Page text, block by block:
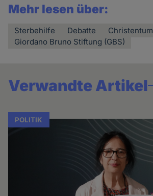
Mehr lesen über:
Sterbehilfe Debatte Christentum
Giordano Bruno Stiftung (GBS)
Verwandte Artikel
POLITIK